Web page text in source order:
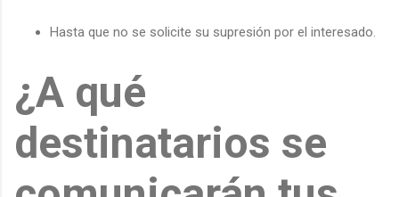
Hasta que no se solicite su supresión por el interesado.
¿A qué
destinatarios se